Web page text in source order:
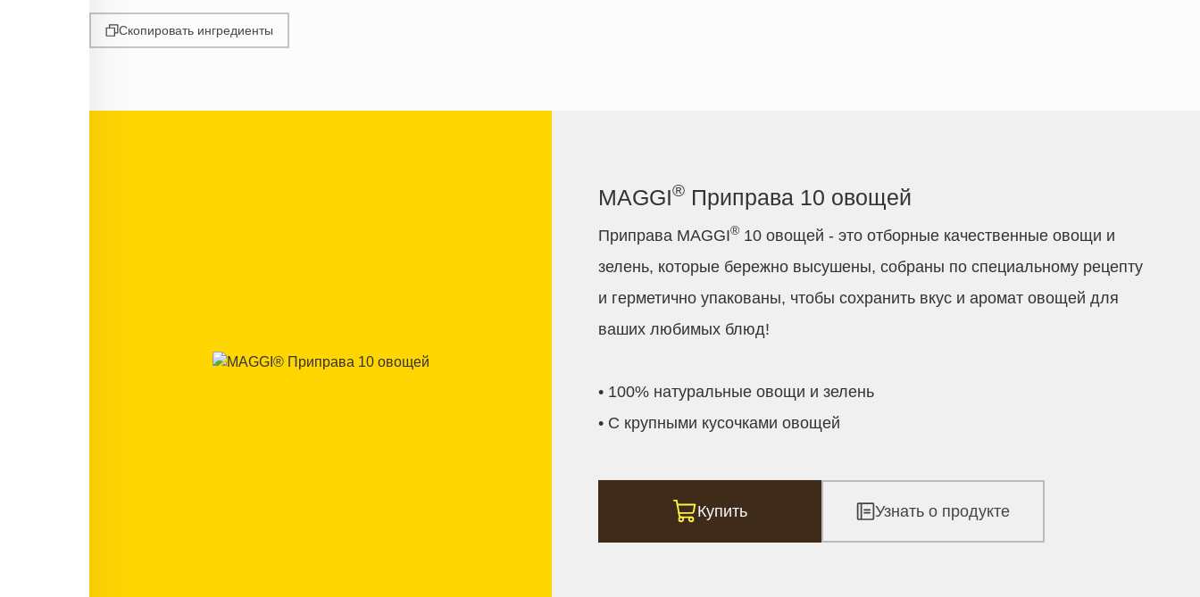
Скопировать ингредиенты
MAGGI® Приправа 10 овощей
Приправа MAGGI® 10 овощей - это отборные качественные овощи и
зелень, которые бережно высушены, собраны по специальному рецепту
и герметично упакованы, чтобы сохранить вкус и аромат овощей для
ваших любимых блюд!
• 100% натуральные овощи и зелень
• С крупными кусочками овощей
Купить Узнать о продукте